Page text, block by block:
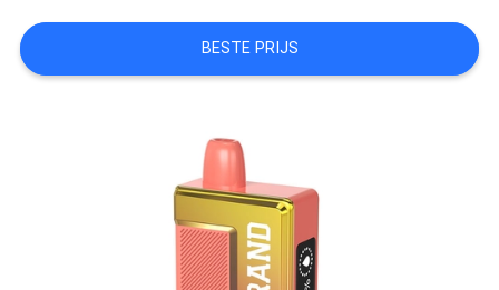
OM
EEN
BESTE PRIJS